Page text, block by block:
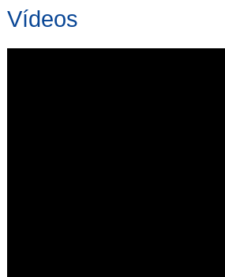
Vídeos